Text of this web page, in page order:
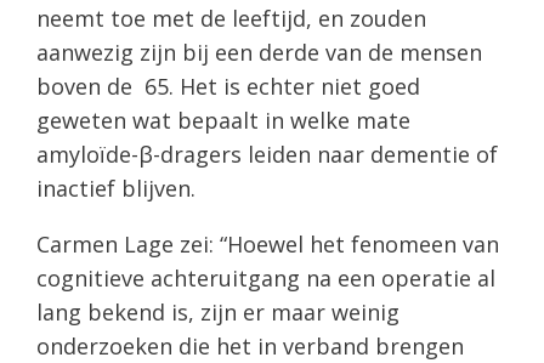
neemt toe met de leeftijd, en zouden
aanwezig zijn bij een derde van de mensen
boven de 65. Het is echter niet goed
geweten wat bepaalt in welke mate
amyloïde-β-dragers leiden naar dementie of
inactief blijven.
Carmen Lage zei: “Hoewel het fenomeen van
cognitieve achteruitgang na een operatie al
lang bekend is, zijn er maar weinig
onderzoeken die het in verband brengen